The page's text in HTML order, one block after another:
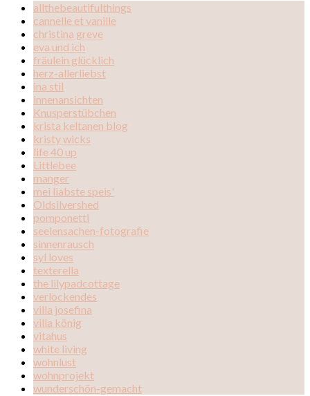
allthebeautifulthings
cannelle et vanille
christina greve
eva und ich
fräulein glücklich
herz-allerliebst
ina stil
innenansichten
Knusperstübchen
krista keltanen blog
kristy wicks
life 40 up
Littlebee
manger
mei liabste speis'
Oldsilvershed
pomponetti
seelensachen-fotografie
sinnenrausch
syl loves
texterella
the lilypadcottage
verlockendes
villa josefina
villa könig
vitahus
white living
wohnlust
wohnprojekt
wunderschön-gemacht